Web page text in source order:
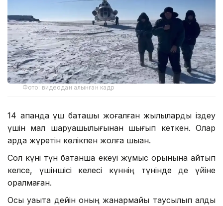
Фото: видеодан алынған кадр
14 ақпанда үш бақташы жоғалған жылқыларды іздеу
үшін мал шаруашылығынан шығып кеткен. Олар
қарда жүретін көлікпен жолға шыққан.
Сол күні түн батқанша екеуі жұмыс орынына қайтып
келсе, үшіншісі келесі күннің түнінде де үйіне
оралмаған.
Осы уақытқа дейін оның жанармайы таусылып қалды